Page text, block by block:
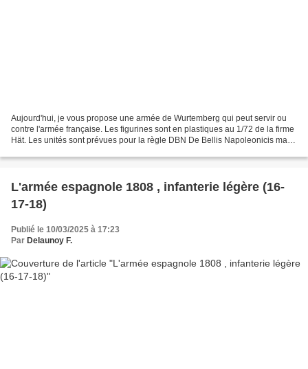
Aujourd'hui, je vous propose une armée de Wurtemberg qui peut servir ou
contre l'armée française. Les figurines sont en plastiques au 1/72 de la firme
Hät. Les unités sont prévues pour la règle DBN De Bellis Napoleonicis mais
L'armée espagnole 1808 , infanterie légère (16-
17-18)
Publié le 10/03/2025 à 17:23
Par Delaunoy F.